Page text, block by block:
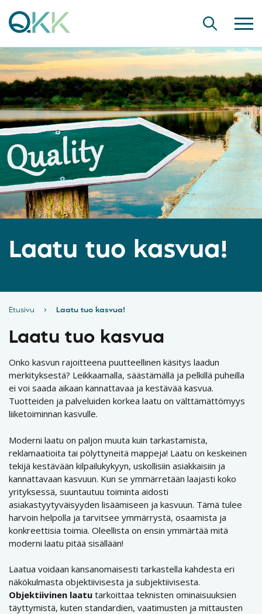
Laatu tuo kasvua!
Etusivu › Laatu tuo kasvua!
Laatu tuo kasvua
Onko kasvun rajoitteena puutteellinen käsitys laadun
merkityksestä? Leikkaamalla, säästämällä ja pelkillä puheilla
ei voi saada aikaan kannattavaa ja kestävää kasvua.
Tuotteiden ja palveluiden korkea laatu on välttämättömyys
liiketoiminnan kasvulle.
Moderni laatu on paljon muuta kuin tarkastamista,
reklamaatioita tai pölyttyneitä mappeja! Laatu on keskeinen
tekijä kestävään kilpailukykyyn, uskollisiin asiakkaisiin ja
kannattavaan kasvuun. Kun se ymmärretään laajasti koko
yrityksessä, suuntautuu toiminta aidosti
asiakastyytyväisyyden lisäämiseen ja kasvuun. Tämä tulee
harvoin helpolla ja tarvitsee ymmärrystä, osaamista ja
konkreettisia toimia. Oleellista on ensin ymmärtää mitä
moderni laatu pitää sisällään!
Laatua voidaan kansanomaisesti tarkastella kahdesta eri
näkökulmasta objektiivisesta ja subjektiivisesta.
Objektiivinen laatu tarkoittaa teknisten ominaisuuksien
täyttymistä, kuten standardien, vaatimusten ja mittausten